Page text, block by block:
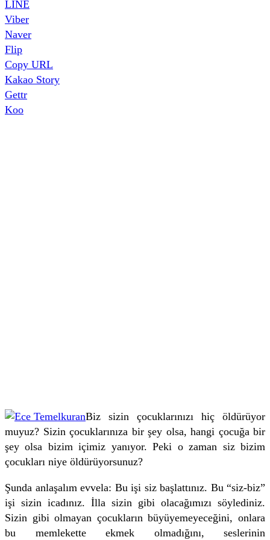
LINE
Viber
Naver
Flip
Copy URL
Kakao Story
Gettr
Koo
Biz sizin çocuklarınızı hiç öldürüyor
muyuz? Sizin çocuklarınıza bir şey olsa, hangi çocuğa bir
şey olsa bizim içimiz yanıyor. Peki o zaman siz bizim
çocukları niye öldürüyorsunuz?
Şunda anlaşalım evvela: Bu işi siz başlattınız. Bu “siz-biz”
işi sizin icadınız. İlla sizin gibi olacağımızı söylediniz.
Sizin gibi olmayan çocukların büyüyemeyeceğini, onlara
bu memlekette ekmek olmadığını, seslerinin